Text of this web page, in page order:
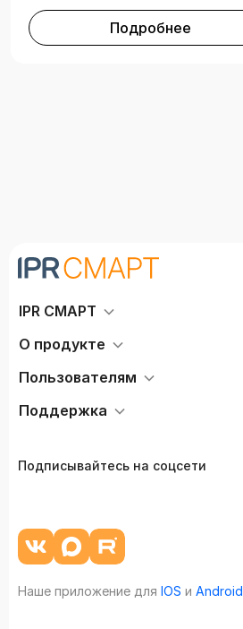
Подробнее
IPR СМАРТ
О продукте
Пользователям
Поддержка
Подписывайтесь на соцсети
Наше приложение для IOS и Android